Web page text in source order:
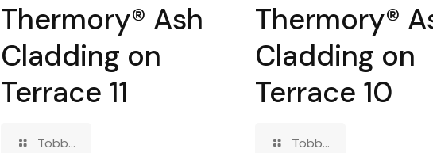
Thermory® Ash
Cladding on
Terrace 11
Több...
Thermory®
Cladding on
Terrace 10
Több...